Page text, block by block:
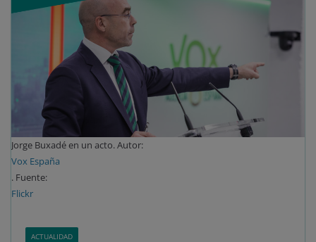
Jorge Buxadé en un acto. Autor:
Vox España
. Fuente:
Flickr
ACTUALIDAD